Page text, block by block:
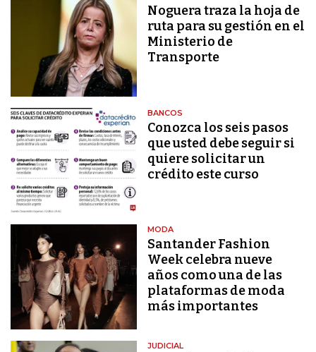
Noguera traza la hoja de
ruta para su gestión en el
Ministerio de
Transporte
BANCOS
Conozca los seis pasos
que usted debe seguir si
quiere solicitar un
crédito este curso
MODA
Santander Fashion
Week celebra nueve
años como una de las
plataformas de moda
más importantes
JUDICIAL